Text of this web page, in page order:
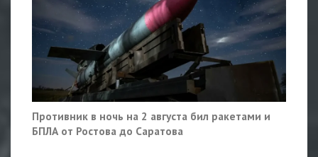
Противник в ночь на 2 августа бил ракетами и
БПЛА от Ростова до Саратова